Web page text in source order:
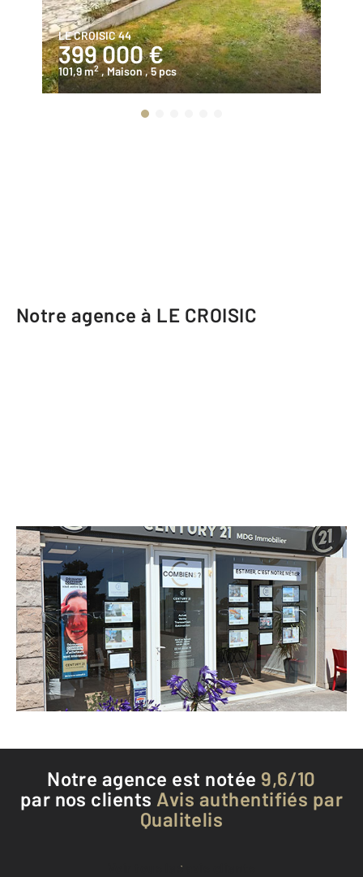
LE CROISIC 44
399 000 €
101,9 m2 , Maison, 5 pcs
Notre agence à LE CROISIC
CENTURY 21 MDG Immobilier
57 avenue Henri Becquerel
LE CROISIC - 44490
Envoyer un message
Téléphoner à l'agence
Notre agence est notée 9,6/10
par nos clients Avis authentifiés par
Qualitelis
Voir tous les avis clients